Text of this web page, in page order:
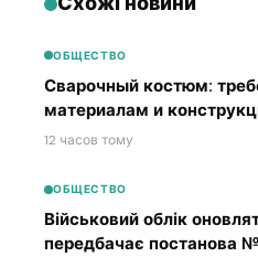
ОБЩЕСТВО
Сварочный костюм:
материалам и
12 часов тому
ОБЩЕСТВО
Військовий облік
передбачає постанова